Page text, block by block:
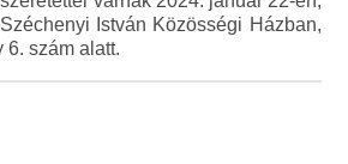
István Közösségi Házban,
6. szám alatt.